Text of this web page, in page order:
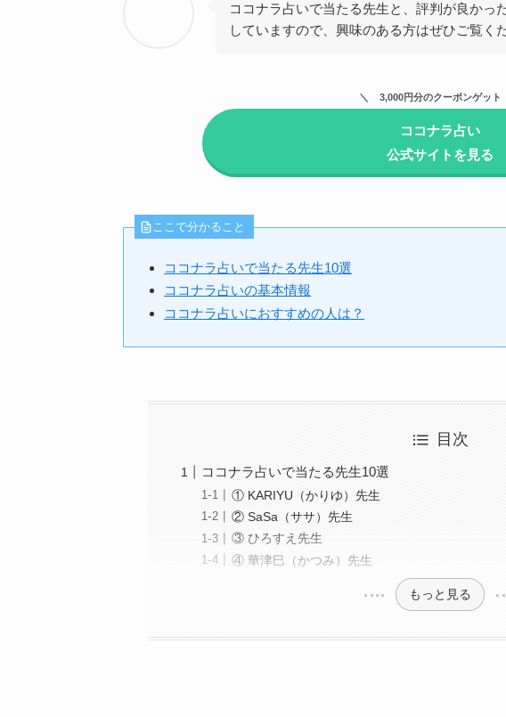
ココナラ占いで当たる先生と、評判が良かっ
していますので、興味のある方はぜひご覧く
3,000円分のクーポンゲット
ココナラ占い
公式サイトを見る
ここで分かること
ココナラ占いで当たる先生10選
ココナラ占いの基本情報
ココナラ占いにおすすめの人は？
目次
ココナラ占いで当たる先生10選
① KARIYU（かりゆ）先生
② SaSa（ササ）先生
③ ひろすえ先生
④ 華津巳（かつみ）先生
もっと見る